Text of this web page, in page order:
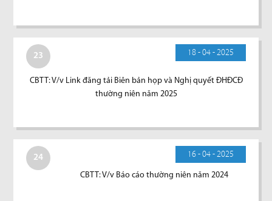
23 18 - 04 - 2025
CBTT: V/v Link đăng tải Biên bản họp và Nghị quyết ĐHĐCĐ
thường niên năm 2025
24 16 - 04 - 2025
CBTT: V/v Báo cáo thường niên năm 2024